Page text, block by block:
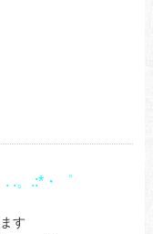
. .。.:*・゜
す